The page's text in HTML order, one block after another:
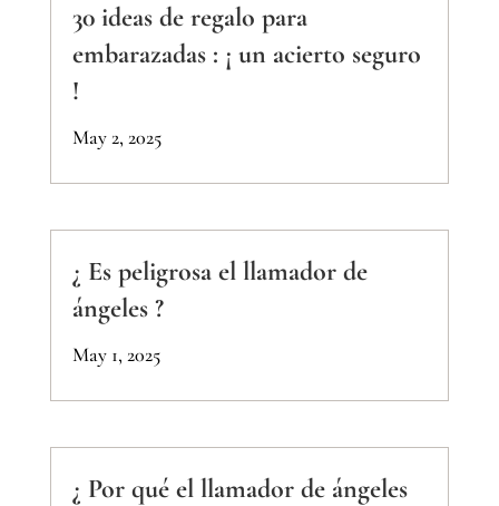
30 ideas de regalo para
embarazadas : ¡ un acierto seguro
!
May 2, 2025
¿ Es peligrosa el llamador de
ángeles ?
May 1, 2025
¿ Por qué el llamador de ángeles